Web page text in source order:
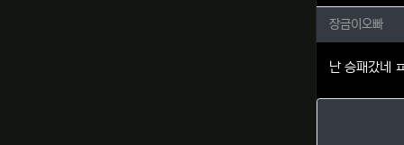
장금이
장금이오빠
난 승패갔네